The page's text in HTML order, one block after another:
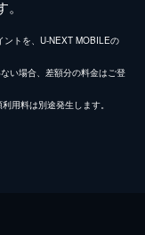
ントを、U-NEXT MOBILEの
い場合、差額分の料金はご登
用料は別途発生します。